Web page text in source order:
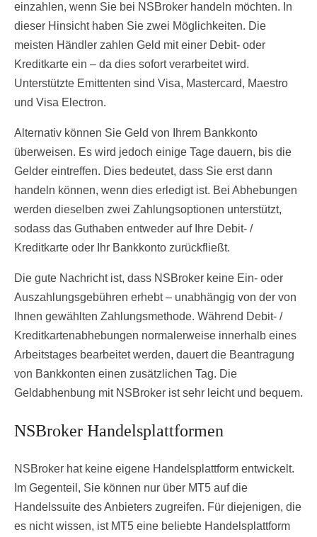
einzahlen, wenn Sie bei NSBroker handeln möchten. In
dieser Hinsicht haben Sie zwei Möglichkeiten. Die
meisten Händler zahlen Geld mit einer Debit- oder
Kreditkarte ein – da dies sofort verarbeitet wird.
Unterstützte Emittenten sind Visa, Mastercard, Maestro
und Visa Electron.
Alternativ können Sie Geld von Ihrem Bankkonto
überweisen. Es wird jedoch einige Tage dauern, bis die
Gelder eintreffen. Dies bedeutet, dass Sie erst dann
handeln können, wenn dies erledigt ist. Bei Abhebungen
werden dieselben zwei Zahlungsoptionen unterstützt,
sodass das Guthaben entweder auf Ihre Debit- /
Kreditkarte oder Ihr Bankkonto zurückfließt.
Die gute Nachricht ist, dass NSBroker keine Ein- oder
Auszahlungsgebühren erhebt – unabhängig von der von
Ihnen gewählten Zahlungsmethode. Während Debit- /
Kreditkartenabhebungen normalerweise innerhalb eines
Arbeitstages bearbeitet werden, dauert die Beantragung
von Bankkonten einen zusätzlichen Tag. Die
Geldabhenbung mit NSBroker ist sehr leicht und bequem.
NSBroker Handelsplattformen
NSBroker hat keine eigene Handelsplattform entwickelt.
Im Gegenteil, Sie können nur über MT5 auf die
Handelssuite des Anbieters zugreifen. Für diejenigen, die
es nicht wissen, ist MT5 eine beliebte Handelsplattform